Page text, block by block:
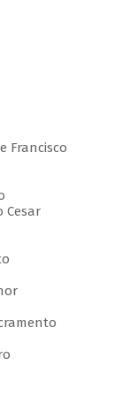
Francisco
Cesar